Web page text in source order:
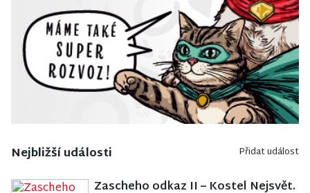
Nejbližší události Přidat událost
Zascheho odkaz II – Kostel Nejsvět.